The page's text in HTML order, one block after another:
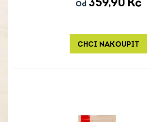
Od 359,90 Kč
CHCI NAKOUPIT